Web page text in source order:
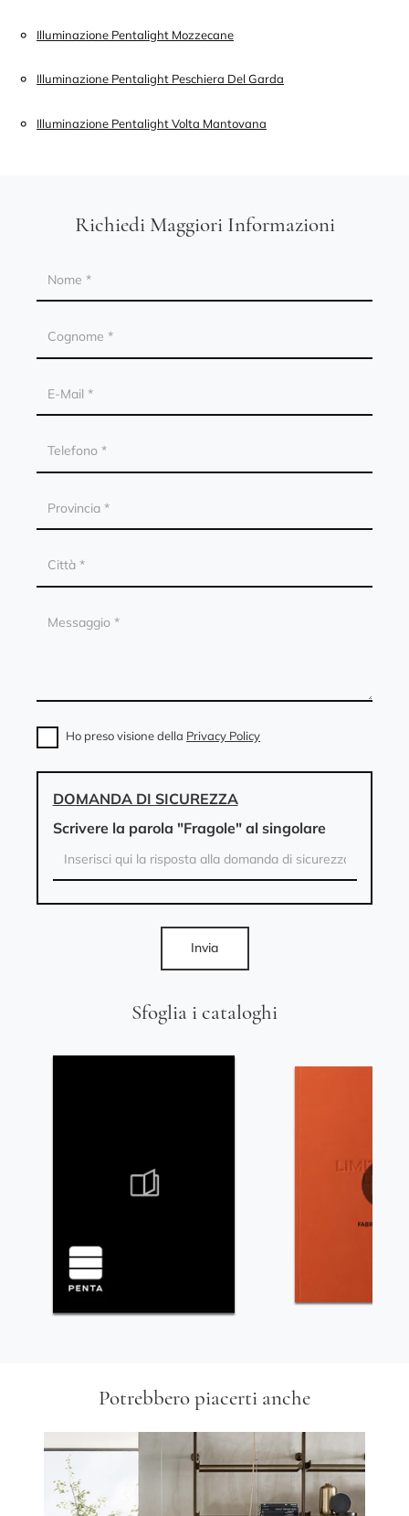
Illuminazione Pentalight Mozzecane
Illuminazione Pentalight Peschiera Del Garda
Illuminazione Pentalight Volta Mantovana
Sfoglia i cataloghi
Richiedi Maggiori Informazioni
Ho preso visione della Privacy Policy
DOMANDA DI SICUREZZA
Scrivere la parola "Fragole" al singolare
Invia
Potrebbero piacerti anche